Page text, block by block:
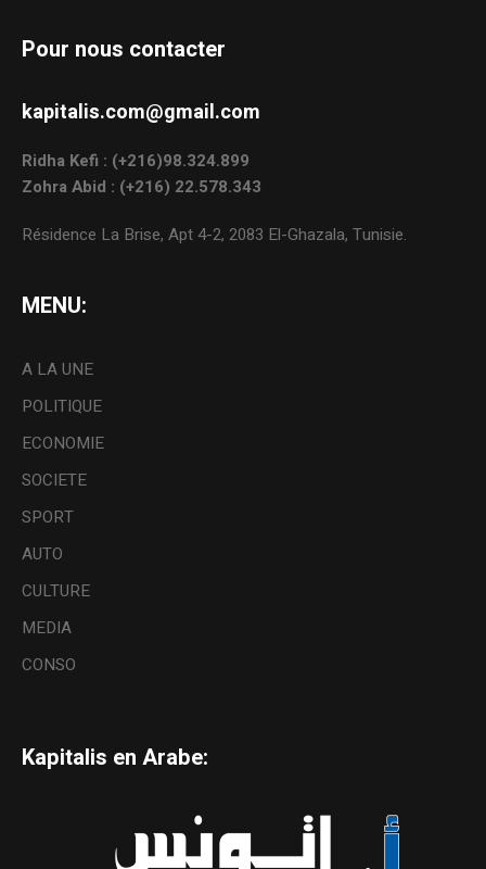
Pour nous contacter
kapitalis.com@gmail.com
Ridha Kefi : (+216)98.324.899
Zohra Abid : (+216) 22.578.343
Résidence La Brise, Apt 4-2, 2083 El-Ghazala, Tunisie.
MENU:
A LA UNE
POLITIQUE
ECONOMIE
SOCIETE
SPORT
AUTO
CULTURE
MEDIA
CONSO
Kapitalis en Arabe: